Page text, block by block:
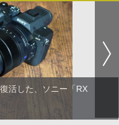
活した、ソニー「RX